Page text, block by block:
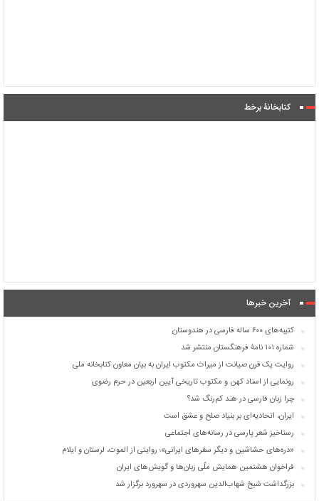
کتابخانۀ برخط
آخرین خبرها
کتیبه‌های ۶۰۰ ساله فارسی در هندوستان
شماره ۱۰۱ نامۀ فرهنگستان منتشر شد
روایت یک قرن صیانت از میراث مکتوب ایران به بیان معاون کتابخانه ملی
رونمایی از اسناد کهن و مکتوب تاریخی آیین اربعین در حرم رضوی
چرا زبان فارسی در هند کم‌رنگ شد؟
ایران، اتحادیه‌ای بر بنیاد صلح و عشق است
رستاخیز شعر پارسی در رسانه‌های اجتماعی
«دره‌های حشاشین و دیگر سفرهای ایرانی»؛ روایتی از الموت، لرستان و ایلام
فراخوان هشتمین همایش ملّی زبان‌ها و گویش‌های ایران
بزرگداشت شیخ شهاب‌الدین سهروردی در سهرورد برگزار شد